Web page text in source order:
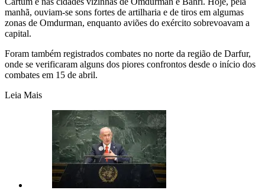
manhã, ouviam-se sons fortes de artilharia e de tiros em algumas
zonas de Omdurman, enquanto aviões do exército sobrevoavam a
capital.
Foram também registrados combates no norte da região de Darfur,
onde se verificaram alguns dos piores confrontos desde o início dos
combates em 15 de abril.
Leia Mais